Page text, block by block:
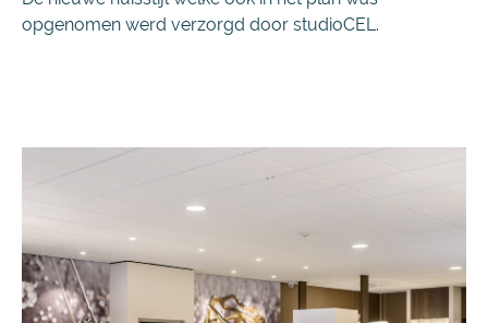
opgenomen werd verzorgd door studioCEL.